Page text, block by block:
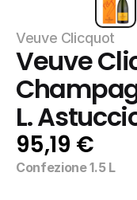
Veuve Clicquot
Veuve
L.
95,19 €
Confezione 1.5 L